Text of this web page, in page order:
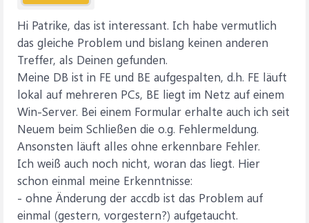
Hi Patrike, das ist interessant. Ich habe vermutlich
das gleiche Problem und bislang keinen anderen
Treffer, als Deinen gefunden.
Meine DB ist in FE und BE aufgespalten, d.h. FE läuft
lokal auf mehreren PCs, BE liegt im Netz auf einem
Win-Server. Bei einem Formular erhalte auch ich seit
Neuem beim Schließen die o.g. Fehlermeldung.
Ansonsten läuft alles ohne erkennbare Fehler.
Ich weiß auch noch nicht, woran das liegt. Hier
schon einmal meine Erkenntnisse:
- ohne Änderung der accdb ist das Problem auf
einmal (gestern, vorgestern?) aufgetaucht.